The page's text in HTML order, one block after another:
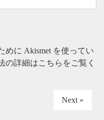
めに Akismet を使ってい
の詳細はこちらをご覧く
Next »